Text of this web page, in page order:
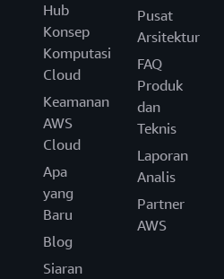
Hub
Konsep
Komputasi
Cloud
Keamanan
AWS
Cloud
Apa
yang
Baru
Blog
Siaran
Pusat
Arsitektur
FAQ
Produk
dan
Teknis
Laporan
Analis
Partner
AWS